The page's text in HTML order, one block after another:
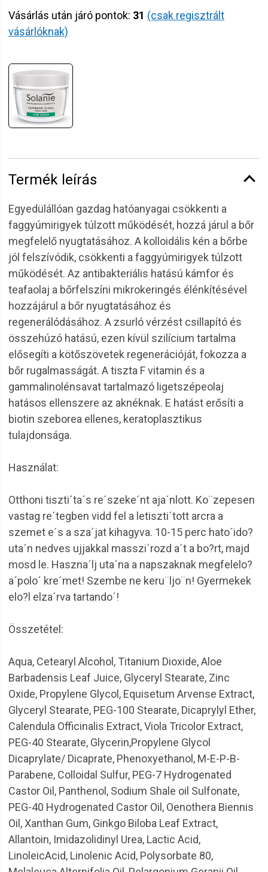
Vásárlás után járó pontok: 31 (csak regisztrált
vásárlóknak)
Termék leírás
Egyedülállóan gazdag hatóanyagai csökkenti a
faggyúmirigyek túlzott működését, hozzá járul a bőr
megfelelő nyugtatásához. A kolloidális kén a bőrbe
jól felszívódik, csökkenti a faggyúmirigyek túlzott
működését. Az antibakteriális hatású kámfor és
teafaolaj a bőrfelszíni mikrokeringés élénkítésével
hozzájárul a bőr nyugtatásához és
regenerálódásához. A zsurló vérzést csillapító és
összehúzó hatású, ezen kívül szilícium tartalma
elősegíti a kötőszövetek regenerációját, fokozza a
bőr rugalmasságát. A tiszta F vitamin és a
gammalinolénsavat tartalmazó ligetszépeolaj
hatásos ellenszere az aknéknak. E hatást erősíti a
biotin szeborea ellenes, keratoplasztikus
tulajdonsága.
Használat:
Otthoni tiszti´ta´s re´szeke´nt aja´nlott. Ko¨zepesen
vastag re´tegben vidd fel a letiszti´tott arcra a
szemet e´s a sza´jat kihagyva. 10-15 perc hato´ido?
uta´n nedves ujjakkal masszi´rozd a´t a bo?rt, majd
mosd le. Haszna´lj uta´na a napszaknak megfelelo?
a´polo´ kre´met! Szembe ne keru¨ljo¨n! Gyermekek
elo?l elza´rva tartando´!
Összetétel:
Aqua, Cetearyl Alcohol, Titanium Dioxide, Aloe
Barbadensis Leaf Juice, Glyceryl Stearate, Zinc
Oxide, Propylene Glycol, Equisetum Arvense Extract,
Glyceryl Stearate, PEG-100 Stearate, Dicaprylyl Ether,
Calendula Officinalis Extract, Viola Tricolor Extract,
PEG-40 Stearate, Glycerin,Propylene Glycol
Dicaprylate/ Dicaprate, Phenoxyethanol, M-E-P-B-
Parabene, Colloidal Sulfur, PEG-7 Hydrogenated
Castor Oil, Panthenol, Sodium Shale oil Sulfonate,
PEG-40 Hydrogenated Castor Oil, Oenothera Biennis
Oil, Xanthan Gum, Ginkgo Biloba Leaf Extract,
Allantoin, Imidazolidinyl Urea, Lactic Acid,
LinoleicAcid, Linolenic Acid, Polysorbate 80,